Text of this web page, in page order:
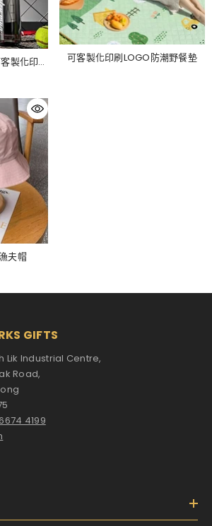
製化印刷
可客製化印刷LOGO防潮野餐墊
夫帽
GIFTS
Lik Industrial Centre,
Road,
4199